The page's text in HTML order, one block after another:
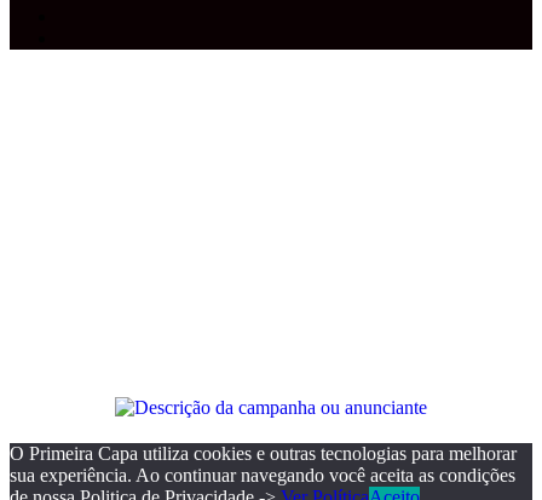
O Primeira Capa utiliza cookies e outras tecnologias para melhorar
sua experiência. Ao continuar navegando você aceita as condições